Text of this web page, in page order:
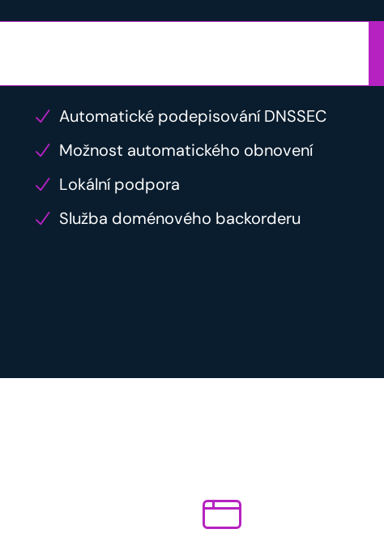
Automatické podepisování DNSSEC
Možnost automatického obnovení
Lokální podpora
Služba doménového backorderu